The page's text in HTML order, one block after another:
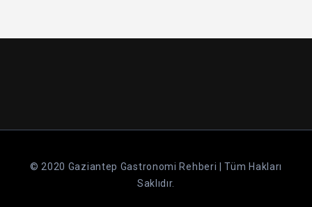
© 2020 Gaziantep Gastronomi Rehberi | Tüm Hakları
Saklıdır.